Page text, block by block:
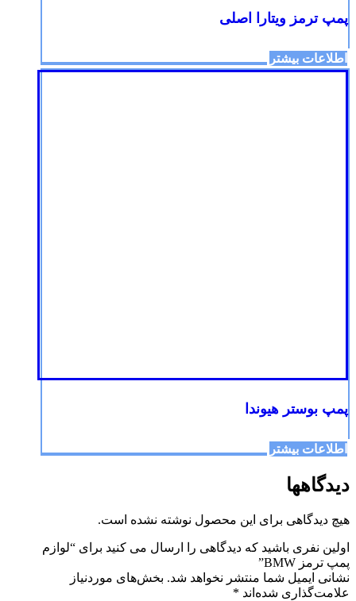
پمپ ترمز ویتارا اصلی
اطلاعات بیشتر
پمپ بوستر هیوندا
اطلاعات بیشتر
دیدگاهها
هیچ دیدگاهی برای این محصول نوشته نشده است.
اولین نفری باشید که دیدگاهی را ارسال می کنید برای “لوازم
پمپ ترمز BMW”
نشانی ایمیل شما منتشر نخواهد شد. بخش‌های موردنیاز
علامت‌گذاری شده‌اند *